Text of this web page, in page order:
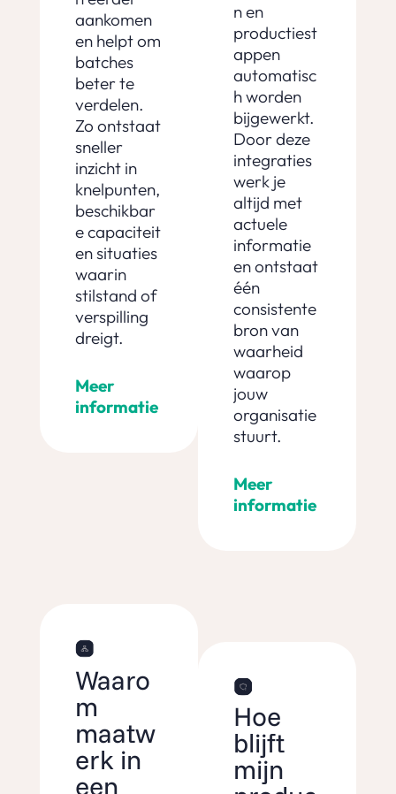
aankomen
en helpt om
batches
beter te
verdelen.
Zo ontstaat
sneller
inzicht in
knelpunten,
beschikbar
e capaciteit
en situaties
waarin
stilstand of
verspilling
dreigt.
Meer
informatie
n en
productiest
appen
automatisc
h worden
bijgewerkt.
Door deze
integraties
werk je
altijd met
actuele
informatie
en ontstaat
één
consistente
bron van
waarheid
waarop
jouw
organisatie
stuurt.
Meer
informatie
Waaro
m
maatw
erk in
een
Hoe
blijft
mijn